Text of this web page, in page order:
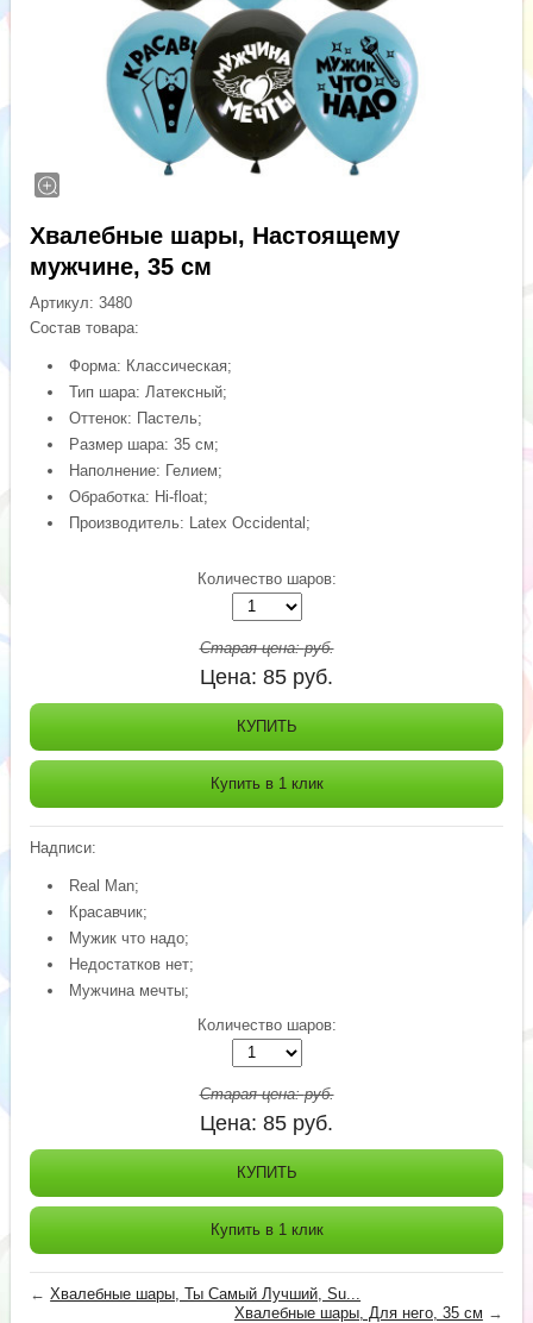
Хвалебные шары, Настоящему
мужчине, 35 см
Артикул:3480
Состав товара:
Форма: Классическая;
Тип шара: Латексный;
Оттенок: Пастель;
Размер шара: 35 см;
Наполнение: Гелием;
Обработка: Hi-float;
Производитель: Latex Occidental;
Количество шаров:
Старая цена:руб.
Цена: 85 руб.
КУПИТЬ
Купить в 1 клик
Надписи:
Real Man;
Красавчик;
Мужик что надо;
Недостатков нет;
Мужчина мечты;
Количество шаров:
Старая цена:руб.
Цена: 85 руб.
КУПИТЬ
Купить в 1 клик
←Хвалебные шары, Ты Самый Лучший, Su...
Хвалебные шары, Для него, 35 см →